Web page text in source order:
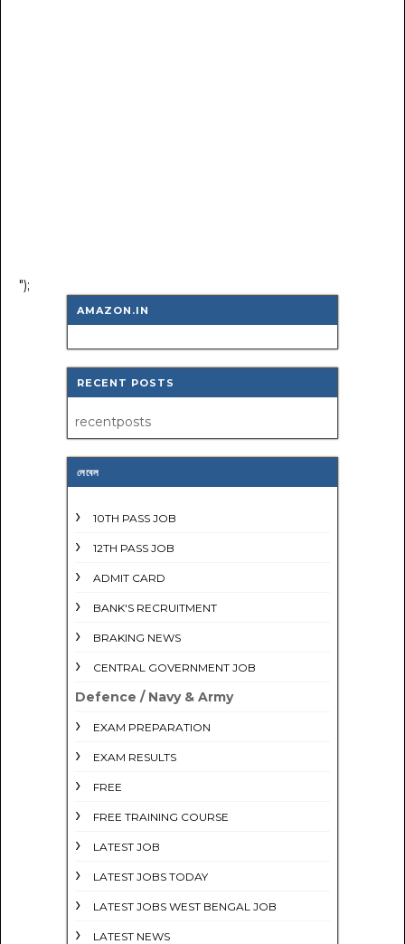
");
AMAZON.IN
RECENT POSTS
recentposts
লেবেল
10TH PASS JOB
12TH PASS JOB
ADMIT CARD
BANK'S RECRUITMENT
BRAKING NEWS
CENTRAL GOVERNMENT JOB
Defence / Navy & Army
EXAM PREPARATION
EXAM RESULTS
FREE
FREE TRAINING COURSE
LATEST JOB
LATEST JOBS TODAY
LATEST JOBS WEST BENGAL JOB
LATEST NEWS